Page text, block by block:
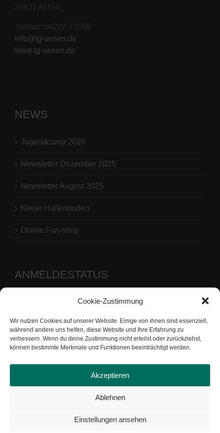
Cookie-Zustimmung
Wir nutzen Cookies auf unserer Website. Einige von ihnen sind essenziell,
während andere uns helfen, diese Website und Ihre Erfahrung zu
verbessern. Wenn du deine Zustimmung nicht erteilst oder zurückziehst,
können bestimmte Merkmale und Funktionen beeinträchtigt werden.
Akzeptieren
Ablehnen
Einstellungen ansehen
28832 Achim
Telefon: 04202-71558
info@tg-uesen.de
www.tg-uesen.de
NEWS
Jugendcamp 2026
Newsletter Dezember 2025
Newsletter August 2025
Neuer Hallenboden
Online Fan-shop
ANMELDESTATUS
Benutzername oder E-Mail-Adresse
Passwort